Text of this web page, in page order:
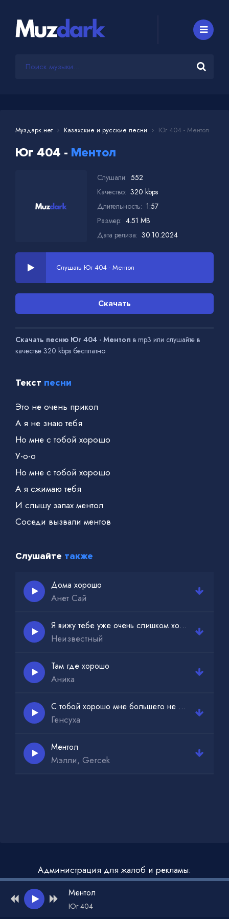
Муздарк.нет Казахские и русские песни Юг 404 - Ментол
Юг 404 - Ментол
Слушали: 552
Качество: 320 kbps
Длительность: 1:57
Размер: 4.51 MB
Дата релиза: 30.10.2024
Слушать Юг 404 - Ментол
Скачать
Скачать песню Юг 404 - Ментол в mp3 или слушайте в
качестве 320 kbps бесплатно
Текст песни
Это не очень прикол
А я не знаю тебя
Но мне с тобой хорошо
У-о-о
Но мне с тобой хорошо
А я сжимаю тебя
И слышу запах ментол
Соседи вызвали ментов
Слушайте также
Дома хорошо
Анет Сай
Я вижу тебе уже очень слишком хорошо
Неизвестный
Там где хорошо
Аника
С тобой хорошо мне большего не надо
Генсуха
Ментол
Мэлли, Gercek
Администрация для жалоб и рекламы:
admin@muzdark.net
Ментол
Юг 404